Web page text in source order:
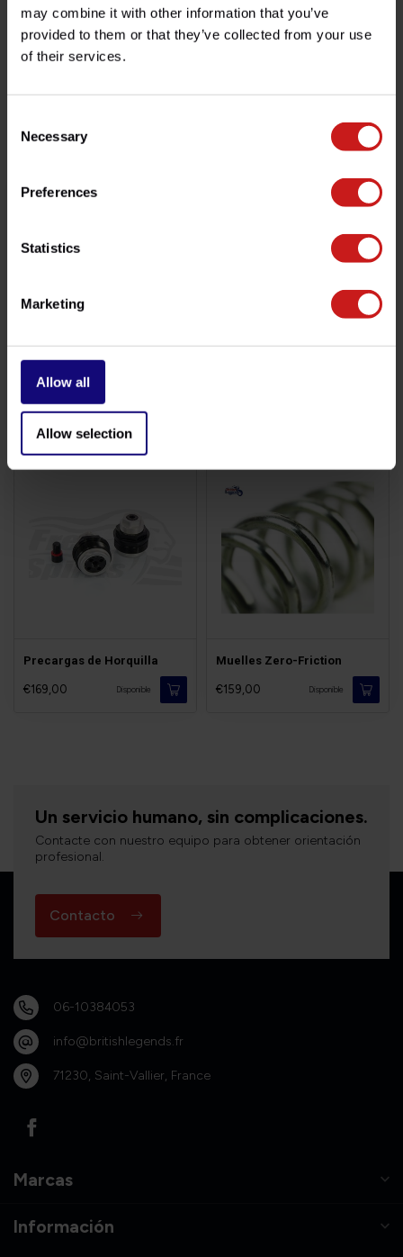
may combine it with other information that you’ve
provided to them or that they’ve collected from your use
of their services.
Selection
Necessary
Preferences
Statistics
Marketing
Allow all
Allow selection
¿Necesita ayuda con su pedido? No dude en contactar
con nuestro servicio de atención al cliente en
info@britishlegends.fr . ¡Estaremos encantados de
ayudarle!
Productos relacionados
Refuerzo de Horquilla
Bonneville
€169,00
Precargas de Horquilla
€169,00 Disponible
Muelles Zero-Friction
€159,00 Disponible
Un servicio humano, sin complicaciones.
Contacte con nuestro equipo para obtener orientación
profesional.
Contacto
06-10384053
info@britishlegends.fr
71230, Saint-Vallier, France
Marcas
Información